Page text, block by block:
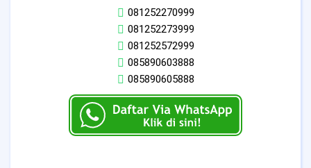
081252270999
081252273999
081252572999
085890603888
085890605888